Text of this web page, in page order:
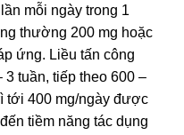
mỗi ngày trong 1
thường 200 mg hoặc
ứng. Liều tấn công
3 tuần, tiếp theo 600 –
tới 400 mg/ngày được
tiềm năng tác dụng